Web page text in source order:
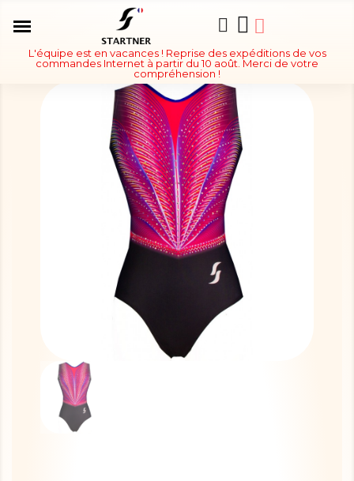
L'équipe est en vacances ! Reprise des expéditions de vos
commandes Internet à partir du 10 août. Merci de votre
compréhension !